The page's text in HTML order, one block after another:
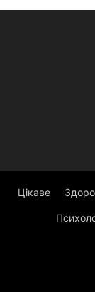
Цікаве